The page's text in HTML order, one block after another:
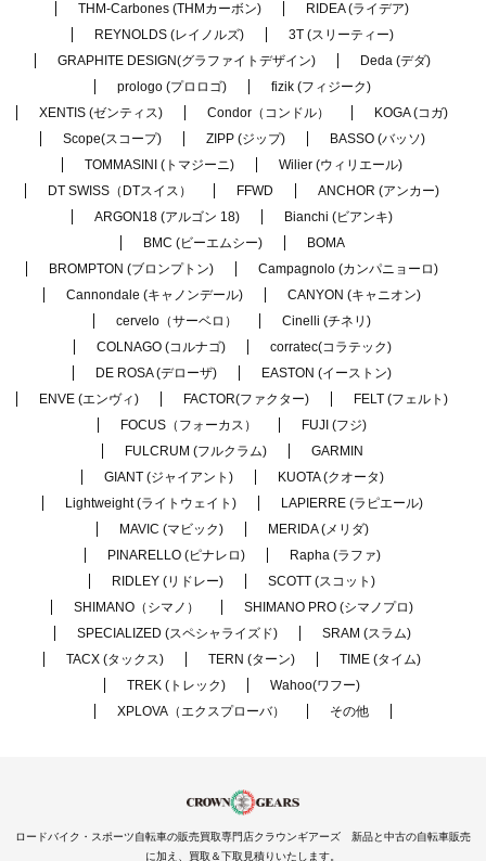
THM-Carbones (THMカーボン)
RIDEA (ライデア)
REYNOLDS (レイノルズ)
3T (スリーティー)
GRAPHITE DESIGN(グラファイトデザイン)
Deda (デダ)
prologo (プロロゴ)
fizik (フィジーク)
XENTIS (ゼンティス)
Condor（コンドル）
KOGA (コガ)
Scope(スコープ)
ZIPP (ジップ)
BASSO (バッソ)
TOMMASINI (トマジーニ)
Wilier (ウィリエール)
DT SWISS（DTスイス）
FFWD
ANCHOR (アンカー)
ARGON18 (アルゴン 18)
Bianchi (ビアンキ)
BMC (ビーエムシー)
BOMA
BROMPTON (ブロンプトン)
Campagnolo (カンパニョーロ)
Cannondale (キャノンデール)
CANYON (キャニオン)
cervelo（サーベロ）
Cinelli (チネリ)
COLNAGO (コルナゴ)
corratec(コラテック)
DE ROSA (デローザ)
EASTON (イーストン)
ENVE (エンヴィ)
FACTOR(ファクター)
FELT (フェルト)
FOCUS（フォーカス）
FUJI (フジ)
FULCRUM (フルクラム)
GARMIN
GIANT (ジャイアント)
KUOTA (クオータ)
Lightweight (ライトウェイト)
LAPIERRE (ラピエール)
MAVIC (マビック)
MERIDA (メリダ)
PINARELLO (ピナレロ)
Rapha (ラファ)
RIDLEY (リドレー)
SCOTT (スコット)
SHIMANO（シマノ）
SHIMANO PRO (シマノプロ)
SPECIALIZED (スペシャライズド)
SRAM (スラム)
TACX (タックス)
TERN (ターン)
TIME (タイム)
TREK (トレック)
Wahoo(ワフー)
XPLOVA（エクスプローバ）
その他
ロードバイク・スポーツ自転車の販売買取専門店クラウンギアーズ 新品と中古の自転車販売
に加え、買取＆下取見積りいたします。